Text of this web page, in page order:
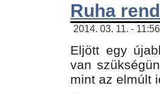
Ruha
2014. 03. 11. -
Eljött egy
van
mint az elmúlt